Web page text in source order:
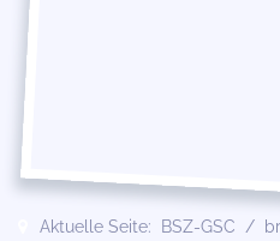
Aktuelle Seite: BSZ-GSC